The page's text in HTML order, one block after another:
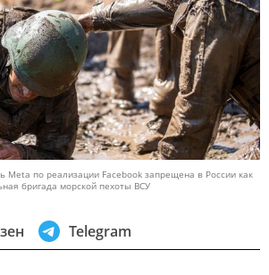
Meta по реализации Facebook запрещена в России как
бригада морской пехоты ВСУ
Telegram